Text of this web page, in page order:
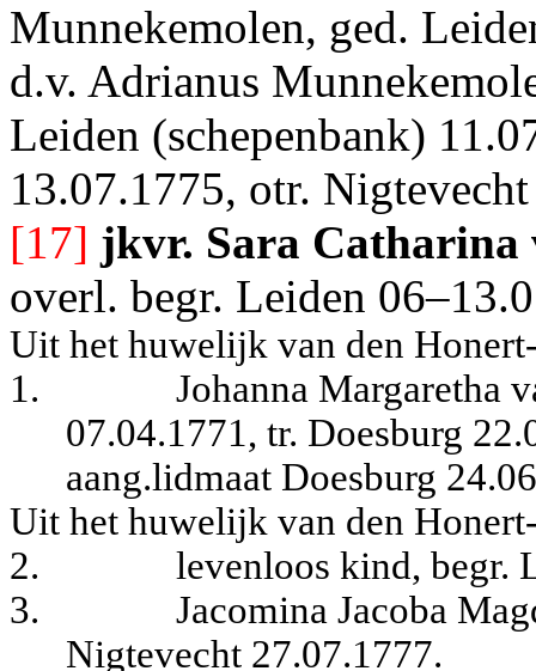
Munnekemolen, ged.
d.v. Adrianus
Leiden (schepenbank)
13.07.1775, otr.
[17] jkvr. Sara Catharina
overl. begr. Leiden
Uit het huwelijk van den
1.
Johanna Margaretha
07.04.1771, tr. Doesburg
aang.lidmaat Doesburg
Uit het huwelijk van den
2.
levenloos kind, begr.
3.
Jacomina Jacoba
Nigtevecht 27.07.1777.